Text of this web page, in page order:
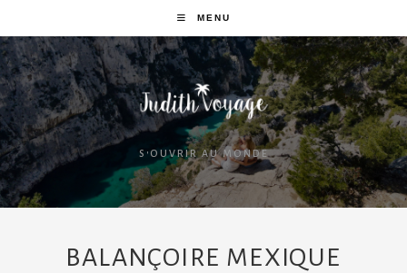
MENU
S'OUVRIR AU MONDE
BALANÇOIRE MEXIQUE